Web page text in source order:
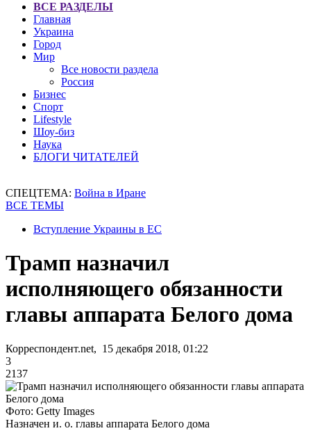
ВСЕ РАЗДЕЛЫ
Главная
Украина
Город
Мир
Все новости раздела
Россия
Бизнес
Спорт
Lifestyle
Шоу-биз
Наука
БЛОГИ ЧИТАТЕЛЕЙ
СПЕЦТЕМА: Война в Иране
ВСЕ ТЕМЫ
Вступление Украины в ЕС
Трамп назначил
исполняющего обязанности
главы аппарата Белого дома
Корреспондент.net, 15 декабря 2018, 01:22
3
2137
Фото: Getty Images
Назначен и. о. главы аппарата Белого дома